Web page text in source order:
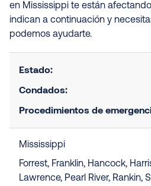
en Mississippi te están
indican a continuación y
podemos ayudarte.
Estado:
Condados:
Procedimientos de
Mississippi
Forrest, Franklin, Hancock,
Lawrence, Pearl River, Rankin,